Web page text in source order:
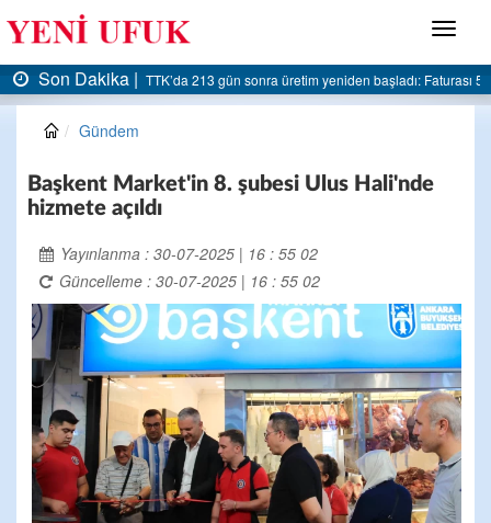
Menü
5 milyar liraya dayandı
Son Dakika |AK Parti Ereğli İlçe Başkanlığı’ndan belediyeye sert
Gündem
Başkent Market'in 8. şubesi Ulus Hali'nde
hizmete açıldı
Yayınlanma : 30-07-2025 | 16 : 55 02
Güncelleme : 30-07-2025 | 16 : 55 02